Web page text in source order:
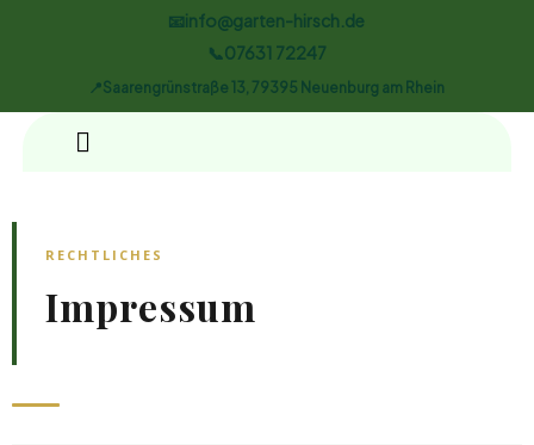
📧info@garten-hirsch.de
📞07631 72247
📍Saarengrünstraße 13, 79395 Neuenburg am Rhein
RECHTLICHES
Impressum